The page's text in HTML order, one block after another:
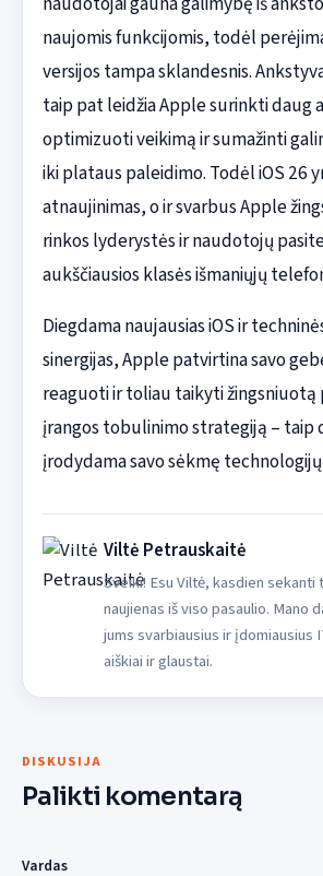
naujomis funkcijomis, todėl
versijos tampa sklandesnis.
taip pat leidžia Apple surinkti daug
optimizuoti veikimą ir sumažinti
iki plataus paleidimo. Todėl iOS 26
atnaujinimas, o ir svarbus Apple
rinkos lyderystės ir naudotojų
aukščiausios klasės išmaniųjų
Diegdama naujausias iOS ir
sinergijas, Apple patvirtina savo
reaguoti ir toliau taikyti žingsniuotą
įrangos tobulinimo strategiją – taip
įrodydama savo sėkmę
Viltė Petrauskaitė
Sveiki! Esu Viltė, kasdien sekanti
naujienas iš viso pasaulio. Mano
jums svarbiausius ir įdomiausius
aiškiai ir glaustai.
DISKUSIJA
Palikti komentarą
Vardas